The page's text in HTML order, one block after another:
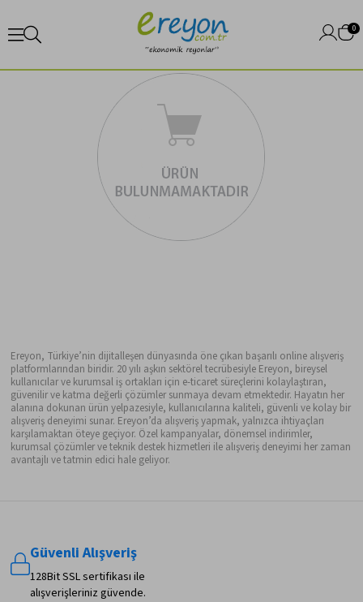
0
Ereyon, Türkiye’nin dijitalleşen dünyasında öne çıkan başarılı online alışveriş
platformlarından biridir. 20 yılı aşkın sektörel tecrübesiyle Ereyon, bireysel
kullanıcılar ve kurumsal iş ortakları için e-ticaret süreçlerini kolaylaştıran,
güvenilir ve katma değerli çözümler sunmaya devam etmektedir. Hayatın her
alanına dokunan ürün yelpazesiyle, kullanıcılarına kaliteli, güvenli ve kolay bir
alışveriş deneyimi sunar. Ereyon’da alışveriş yapmak, yalnızca ihtiyaçları
karşılamaktan öteye geçiyor. Özel kampanyalar, dönemsel indirimler,
kurumsal çözümler ve teknik destek hizmetleri ile alışveriş deneyimi her zaman
avantajlı ve tatmin edici hale geliyor.
Güvenli Alışveriş
128Bit SSL sertifikası ile
alışverişleriniz güvende.